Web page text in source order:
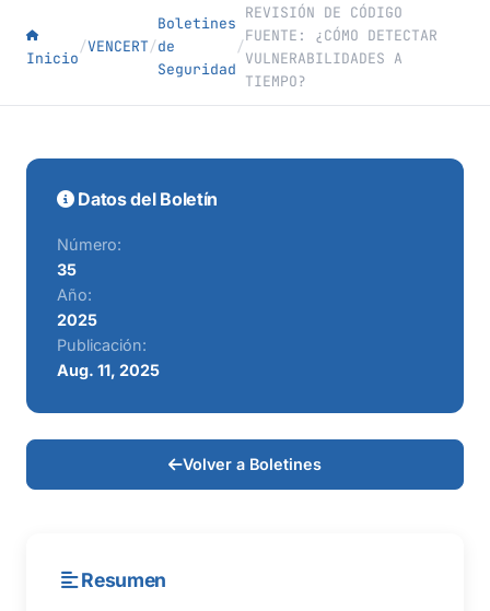
Inicio
/VENCERT/
Boletines
de
Seguridad
/
REVISIÓN DE CÓDIGO
FUENTE: ¿CÓMO DETECTAR
VULNERABILIDADES A
TIEMPO?
Resumen
Datos del Boletín
Número:
35
Año:
2025
Publicación:
Aug. 11, 2025
Volver a Boletines